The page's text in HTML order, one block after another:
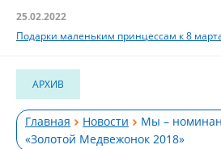
25.02.2022
Подарки маленьким принцессам к 8
АРХИВ
Главная Новости
Мы –
«Золотой Медвежонок 2018»